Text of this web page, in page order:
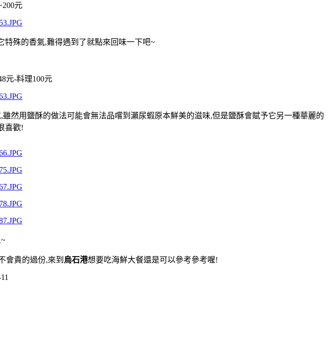
元
殊的香氣,難得遇到了就點來回味一下吧~
元-料理100元
然用鹽酥的做法可能會無法品嚐到瀨尿蝦原本鮮美的滋味,但是鹽酥會賦予它另一種華麗的
喜歡!
會貴的過份,來到 烏石港想要吃海鮮大餐還是可以參考參考喔!